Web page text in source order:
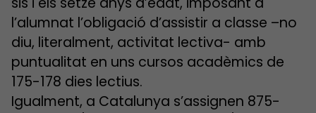
l’alumnat l’obligació d’assistir a classe –no
diu, literalment, activitat lectiva- amb
puntualitat en uns cursos acadèmics de
175-178 dies lectius.
Igualment, a Catalunya s’assignen 875-